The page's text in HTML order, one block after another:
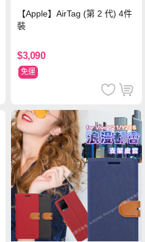
【Apple】AirTag (第 2 代) 4件
裝
$3,090
免運